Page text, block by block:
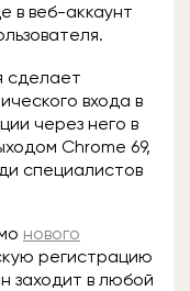
в веб-аккаунт
сделает
входа в
через него в
Chrome 69,
специалистов
нового
регистрацию
заходит в любой